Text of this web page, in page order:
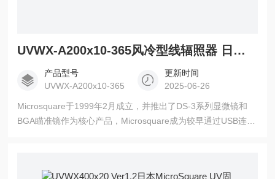
UVWX-A200x10-365风冷型线辐照器 日本MicroSquare
产品型号
UVWX-A200x10-365
更新时间
2025-06-26
Microsquare于1999年2月成立，并推出了DS-3系列显微镜和
BGA瞄准镜作为核心产品，Microsquare成为较早通过USB连接